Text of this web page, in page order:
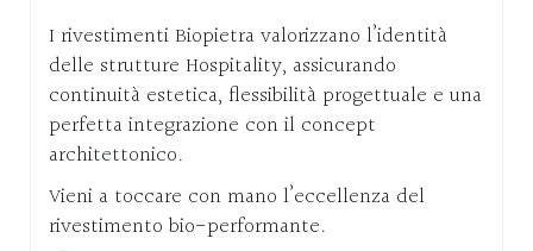
I rivestimenti Biopietra valorizzano l’identità
delle strutture Hospitality, assicurando
continuità estetica, flessibilità progettuale e una
perfetta integrazione con il concept
architettonico.
Vieni a toccare con mano l’eccellenza del
rivestimento bio-performante.